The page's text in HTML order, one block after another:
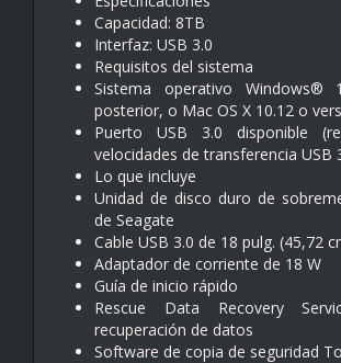
Capacidad: 8TB
Interfaz: USB 3.0
Requisitos del sistema
Sistema operativo Windows®
posterior, o Mac OS X 10.12 o
Puerto USB 3.0 disponible
velocidades de transferencia USB
Lo que incluye
Unidad de disco duro de
de Seagate
Cable USB 3.0 de 18 pulg. (45,72
Adaptador de corriente de 18 W
Guía de inicio rápido
Rescue Data Recovery
recuperación de datos
Software de copia de seguridad